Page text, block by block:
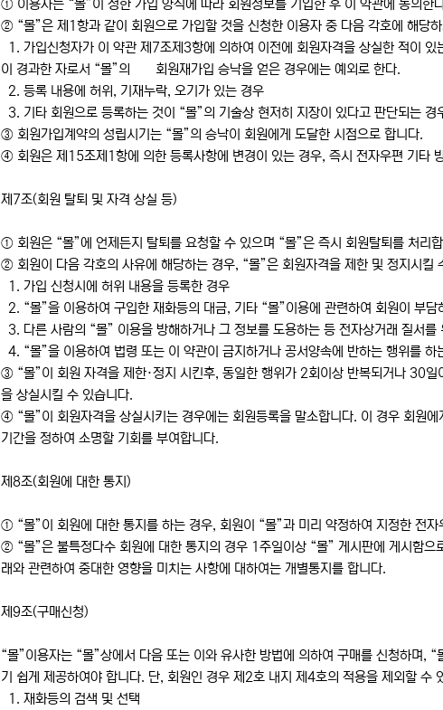
① 이용자는 “몰”이 정한 가입 양식에 따라 회원정보를 기입한 후 이 약관에 동의한
② “몰”은 제1항과 같이 회원으로 가입할 것을 신청한 이용자 중 다음 각호에 해당
1. 가입신청자가 이 약관 제7조제3항에 의하여 이전에 회원자격을 상실한 적
이 경과한 자로서 “몰”의 회원재가입 승낙을 얻은 경우에는 예외로 한다.
2. 등록 내용에 허위, 기재누락, 오기가 있는 경우
3. 기타 회원으로 등록하는 것이 “몰”의 기술상 현저히 지장이 있다고 판단되는 경
③ 회원가입계약의 성립시기는 “몰”의 승낙이 회원에게 도달한 시점으로 합니다.
④ 회원은 제15조제1항에 의한 등록사항에 변경이 있는 경우, 즉시 전자우편 기타
제7조(회원 탈퇴 및 자격 상실 등)
① 회원은 “몰”에 언제든지 탈퇴를 요청할 수 있으며 “몰”은 즉시 회원탈퇴를 처리
② 회원이 다음 각호의 사유에 해당하는 경우, “몰”은 회원자격을 제한 및 정지시킬
1. 가입 신청시에 허위 내용을 등록한 경우
2. “몰”을 이용하여 구입한 재화등의 대금, 기타 “몰”이용에 관련하여 회원이
3. 다른 사람의 “몰” 이용을 방해하거나 그 정보를 도용하는 등 전자상거래 질서를
4. “몰”을 이용하여 법령 또는 이 약관이 금지하거나 공서양속에 반하는 행위를 하
③ “몰”이 회원 자격을 제한·정지 시킨후, 동일한 행위가 2회이상 반복되거나 30일
을 상실시킬 수 있습니다.
④ “몰”이 회원자격을 상실시키는 경우에는 회원등록을 말소합니다. 이 경우 회원
기간을 정하여 소명할 기회를 부여합니다.
제8조(회원에 대한 통지)
① “몰”이 회원에 대한 통지를 하는 경우, 회원이 “몰”과 미리 약정하여 지정한 전자
② “몰”은 불특정다수 회원에 대한 통지의 경우 1주일이상 “몰” 게시판에 게시함으
래와 관련하여 중대한 영향을 미치는 사항에 대하여는 개별통지를 합니다.
제9조(구매신청)
“몰”이용자는 “몰”상에서 다음 또는 이와 유사한 방법에 의하여 구매를 신청하며,
기 쉽게 제공하여야 합니다. 단, 회원인 경우 제2호 내지 제4호의 적용을 제외할 수
1. 재화등의 검색 및 선택